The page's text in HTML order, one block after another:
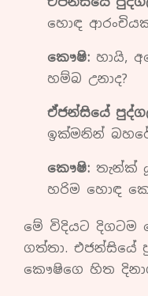
හොඳ
කෞෂි: හායි,
හම්බ උනාද?
ඒජන්සියේ
ඉක්මනින්
කෞෂි: තැන්ක්
හරිම හොඳ
මේ විදියට දිගටම
ගත්තා. එජන්සියේ
කෞෂිගෙ හිත